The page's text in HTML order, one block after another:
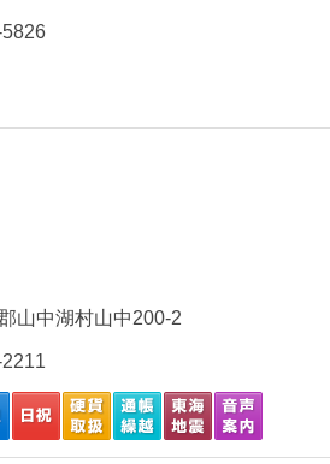
山中湖村山中200-2